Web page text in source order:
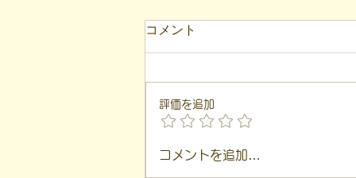
【代表ブログ】「目の前の小
コメント
評価を追加
コメントを追加…